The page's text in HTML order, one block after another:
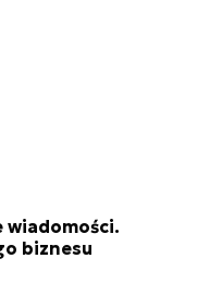
wiadomości.
biznesu